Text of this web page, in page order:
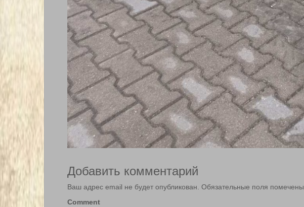
Добавить комментарий
Ваш адрес email не будет опубликован. Обязательные поля помечены
Comment